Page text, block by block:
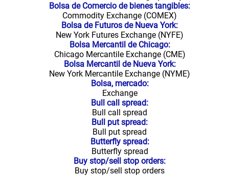
Bolsa de Comercio de bienes tangibles:
Commodity Exchange (COMEX)
Bolsa de Futuros de Nueva York:
New York Futures Exchange (NYFE)
Bolsa Mercantil de Chicago:
Chicago Mercantile Exchange (CME)
Bolsa Mercantil de Nueva York:
New York Mercantile Exchange (NYME)
Bolsa, mercado:
Exchange
Bull call spread:
Bull call spread
Bull put spread:
Bull put spread
Butterfly spread:
Butterfly spread
Buy stop/sell stop orders:
Buy stop/sell stop orders